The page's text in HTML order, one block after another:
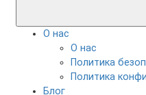
О нас
О нас
Политика
Политика
Блог